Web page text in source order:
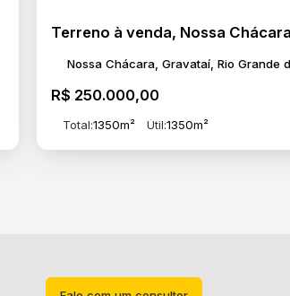
R$ 250.000,00
Nossa Chácara, Gravataí, Rio Grande
Total:1350m² Útil:1350m²